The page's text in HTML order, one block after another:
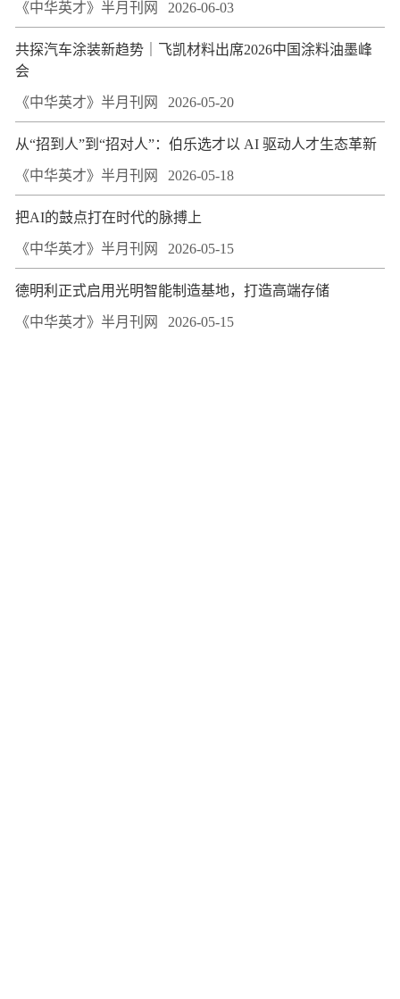
《中华英才》半月刊网 2026-06-03
共探汽车涂装新趋势｜飞凯材料出席2026中国涂料油墨峰
会
《中华英才》半月刊网 2026-05-20
从“招到人”到“招对人”：伯乐选才以 AI 驱动人才生态革新
《中华英才》半月刊网 2026-05-18
把AI的鼓点打在时代的脉搏上
《中华英才》半月刊网 2026-05-15
德明利正式启用光明智能制造基地，打造高端存储
《中华英才》半月刊网 2026-05-15